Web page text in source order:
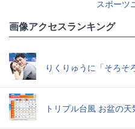
スポーツ
画像アクセスランキング
りくりゅうに「そろそ
トリプル台風 お盆の天